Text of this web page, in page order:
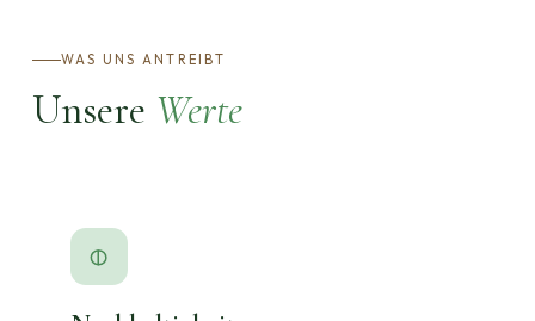
WAS UNS ANTREIBT
Unsere Werte